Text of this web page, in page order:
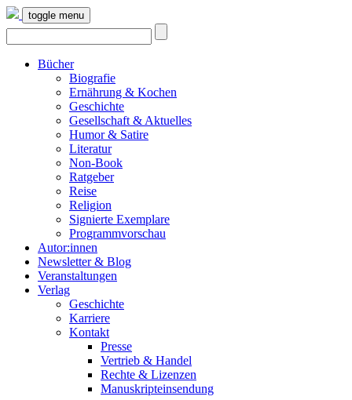
toggle menu
Bücher
Biografie
Ernährung & Kochen
Geschichte
Gesellschaft & Aktuelles
Humor & Satire
Literatur
Non-Book
Ratgeber
Reise
Religion
Signierte Exemplare
Programmvorschau
Autor:innen
Newsletter & Blog
Veranstaltungen
Verlag
Geschichte
Karriere
Kontakt
Presse
Vertrieb & Handel
Rechte & Lizenzen
Manuskripteinsendung